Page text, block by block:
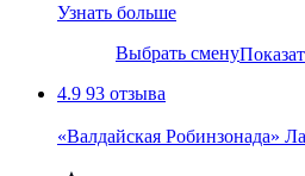
Узнать больше
Выбрать смену
4.9 93 отзыва
«Валдайская Робинзонада»